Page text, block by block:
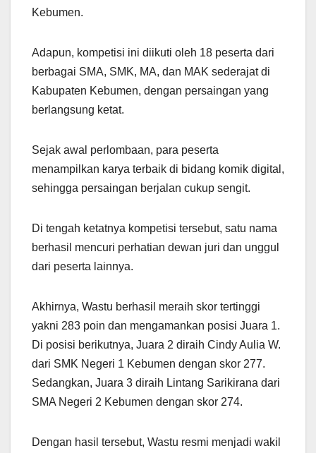
Kebumen.
Adapun, kompetisi ini diikuti oleh 18 peserta dari
berbagai SMA, SMK, MA, dan MAK sederajat di
Kabupaten Kebumen, dengan persaingan yang
berlangsung ketat.
Sejak awal perlombaan, para peserta
menampilkan karya terbaik di bidang komik digital,
sehingga persaingan berjalan cukup sengit.
Di tengah ketatnya kompetisi tersebut, satu nama
berhasil mencuri perhatian dewan juri dan unggul
dari peserta lainnya.
Akhirnya, Wastu berhasil meraih skor tertinggi
yakni 283 poin dan mengamankan posisi Juara 1.
Di posisi berikutnya, Juara 2 diraih Cindy Aulia W.
dari SMK Negeri 1 Kebumen dengan skor 277.
Sedangkan, Juara 3 diraih Lintang Sarikirana dari
SMA Negeri 2 Kebumen dengan skor 274.
Dengan hasil tersebut, Wastu resmi menjadi wakil